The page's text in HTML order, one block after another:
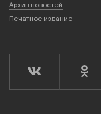
Архив новостей
Печатное издание